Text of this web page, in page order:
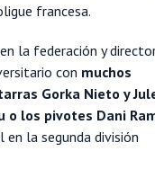
francesa.
la federación y
con muchos
Gorka Nieto y
o los pivotes Dani
en la segunda división